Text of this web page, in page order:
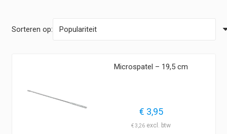
Sorteren op:
Microspatel – 19,5 cm
€ 3,95
€3,26